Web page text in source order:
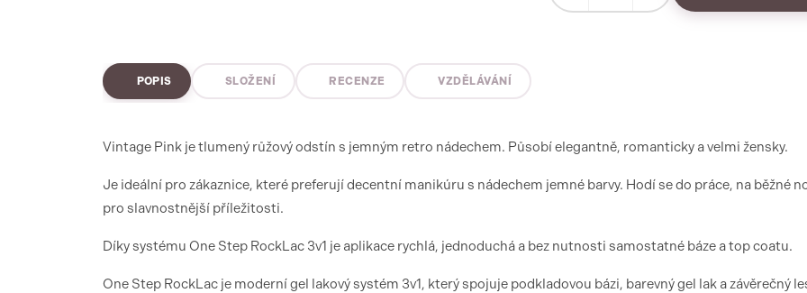
POPIS SLOŽENÍ RECENZE VZDĚLÁVÁNÍ
Vintage Pink je tlumený růžový odstín s jemným retro nádechem. Působí elegantně, romanticky a velmi žensky.
Je ideální pro zákaznice, které preferují decentní manikúru s nádechem jemné barvy. Hodí se do práce, na běžné
pro slavnostnější příležitosti.
Díky systému One Step RockLac 3v1 je aplikace rychlá, jednoduchá a bez nutnosti samostatné báze a top coatu.
One Step RockLac je moderní gel lakový systém 3v1, který spojuje podkladovou bázi, barevný gel lak a závěrečný